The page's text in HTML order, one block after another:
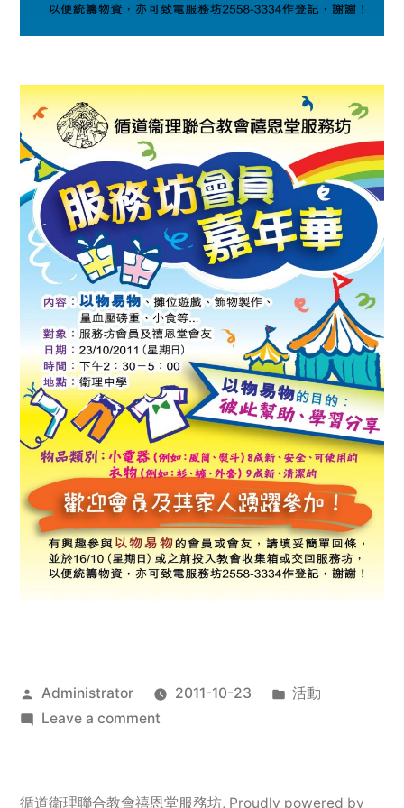
Posted
by
Administrator 2011-10-23
Posted
活動
Leave a commenton
服
循道衛理聯合教會禧恩堂服務坊, Proudly powered by